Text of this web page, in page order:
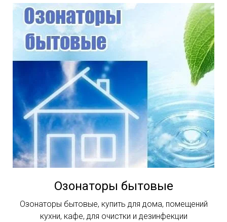
Озонаторы бытовые
Озонаторы бытовые, купить для дома, помещений
кухни, кафе, для очистки и дезинфекции